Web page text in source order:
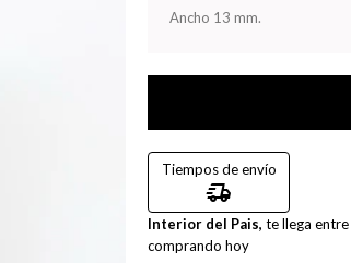
Ancho 13 mm.
Tiempos de envío
delivery_truck_speed
Interior del Pais, te llega entre
comprando hoy